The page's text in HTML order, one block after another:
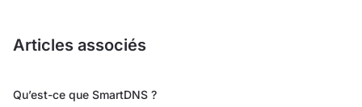
Articles associés
Qu’est-ce que SmartDNS ?